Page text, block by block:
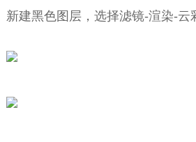
新建黑色图层，选择滤镜-渲染-云